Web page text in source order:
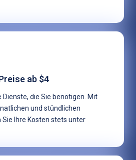
ab $4
Dienste, die Sie benötigen. Mit
und stündlichen
Sie Ihre Kosten stets unter